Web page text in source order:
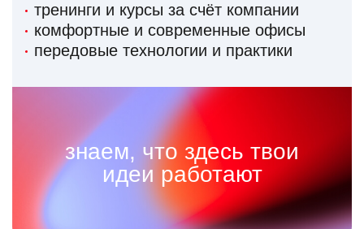
тренинги и курсы за счёт компании
комфортные и современные офисы
передовые технологии и практики
знаем, что здесь твои
идеи работают